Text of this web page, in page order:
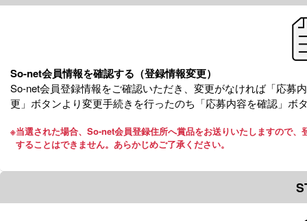
So-net会員情報を確認する（登録情報変更）
So-net会員登録情報をご確認いただき、変更がなければ「応募
更」ボタンより変更手続きを行ったのち「応募内容を確認」ボ
※当選された場合、So-net会員登録住所へ賞品をお送りいたしますので
することはできません。あらかじめご了承ください。